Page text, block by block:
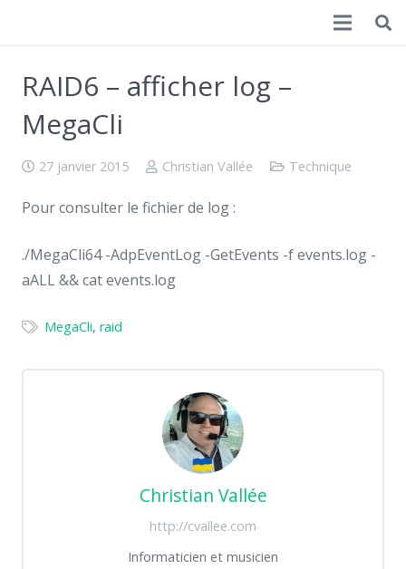
RAID6 – afficher log –
MegaCli
27 janvier 2015 Christian Vallée Technique
Pour consulter le fichier de log :
./MegaCli64 -AdpEventLog -GetEvents -f events.log -
aALL && cat events.log
MegaCli,raid
Christian Vallée
http://cvallee.com
Informaticien et musicien